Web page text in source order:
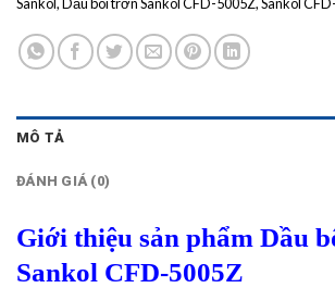
MÔ TẢ
ĐÁNH GIÁ (0)
Giới thiệu sản phẩm Dầu
Sankol CFD-5005Z